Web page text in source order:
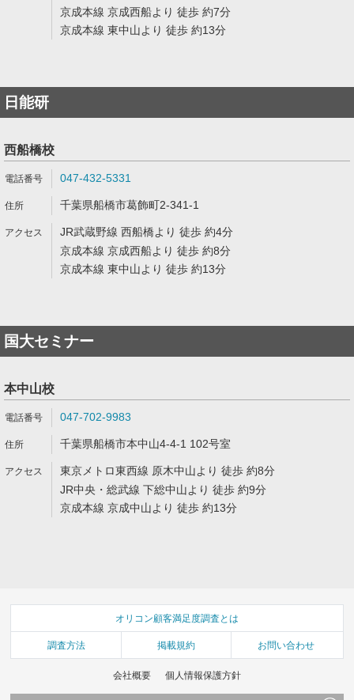
京成本線 京成西船より 徒歩 約7分
京成本線 東中山より 徒歩 約13分
日能研
西船橋校
047-432-5331
千葉県船橋市葛飾町2-341-1
JR武蔵野線 西船橋より 徒歩 約4分
京成本線 京成西船より 徒歩 約8分
京成本線 東中山より 徒歩 約13分
国大セミナー
本中山校
047-702-9983
千葉県船橋市本中山4-4-1 102号室
東京メトロ東西線 原木中山より 徒歩 約8分
JR中央・総武線 下総中山より 徒歩 約9分
京成本線 京成中山より 徒歩 約13分
オリコン顧客満足度調査とは
調査方法 掲載規約 お問い合わせ
会社概要 個人情報保護方針